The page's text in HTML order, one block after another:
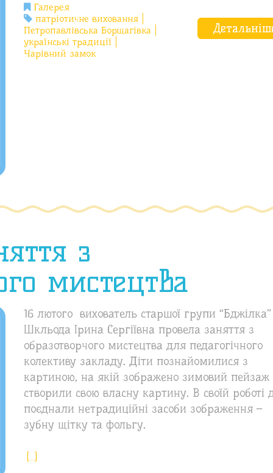
Галерея
патріотичне виховання
Петропавлівська Борщагівка
українські традиції
Чарівний замок
з
мистецтва
16 лютого вихователь старшої групи “Бджілка”
Шкльода Ірина Сергіївна провела заняття з
образотворчого мистецтва для педагогічного
колективу закладу. Діти познайомилися з
картиною, на якій зображено зимовий пейзаж
створили свою власну картину. В своїй роботі
поєднали нетрадиційні засоби зображення –
зубну щітку та фольгу.
[…]